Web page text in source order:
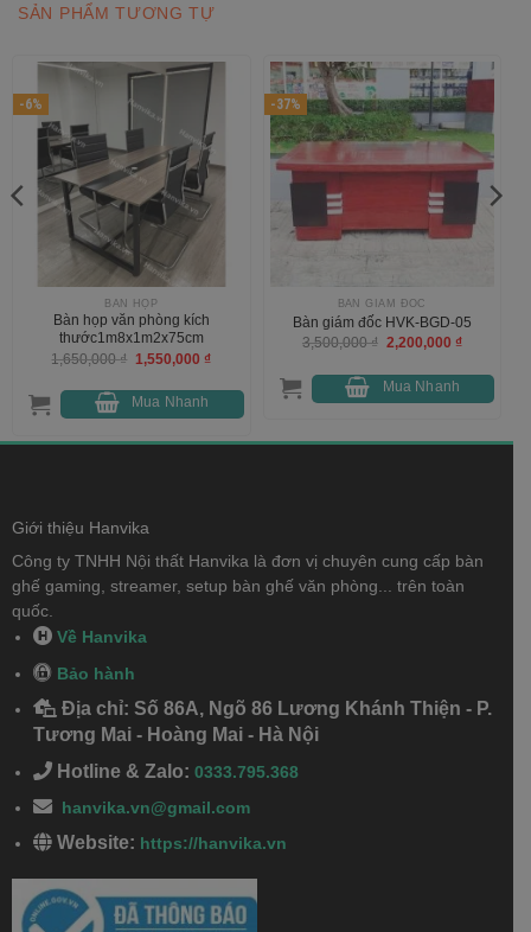
SẢN PHẨM TƯƠNG TỰ
-6%
BÀN HỌP
Bàn họp văn phòng kích
thước1m8x1m2x75cm
1,650,000₫ Giá
gốc
1,650,000 ₫.
1,550,000 ₫Giá
Mua Nhanh
-37%
BÀN GIÁM ĐỐC
Bàn giám đốc HVK-BGD-05
3,500,000₫ Giá
gốc
3,500,000 ₫.
2,200,000 ₫Giá
Mua Nhanh
₫.
Giới thiệu Hanvika
Công ty TNHH Nội thất Hanvika là đơn vị chuyên cung cấp bàn
ghế gaming, streamer, setup bàn ghế văn phòng... trên toàn
quốc.
Về Hanvika
Bảo hành
Địa chỉ: Số 86A, Ngõ 86 Lương Khánh Thiện - P.
Tương Mai - Hoàng Mai - Hà Nội
Hotline & Zalo: 0333.795.368
hanvika.vn@gmail.com
Website: https://hanvika.vn